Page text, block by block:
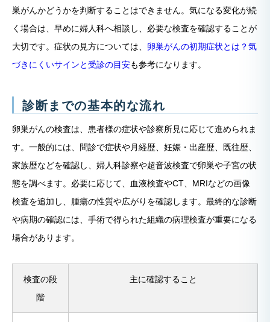
巣がんかどうかを判断することはできません。気になる変化が続
く場合は、早めに婦人科へ相談し、必要な検査を確認することが
大切です。症状の見方については、 卵巣がんの初期症状とは？気
づきにくいサインと受診の目安も参考になります。
診断までの基本的な流れ
卵巣がんの検査は、患者様の症状や診察所見に応じて進められま
す。一般的には、問診で症状や月経歴、妊娠・出産歴、既往歴、
家族歴などを確認し、婦人科診察や超音波検査で卵巣や子宮の状
態を調べます。必要に応じて、血液検査やCT、MRIなどの画像
検査を追加し、腫瘍の性質や広がりを確認します。最終的な診断
や病期の確認には、手術で得られた組織の病理検査が重要になる
場合があります。
検査の段
階
主に確認すること